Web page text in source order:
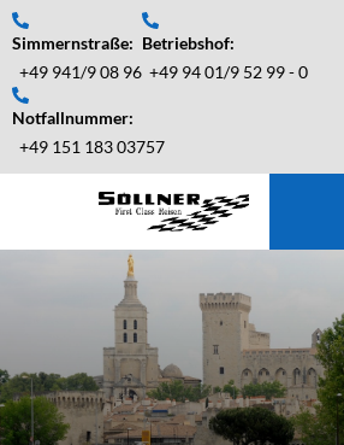
Simmernstraße:
+49 941/9 08 96
Betriebshof:
+49 94 01/9 52 99 - 0
Notfallnummer:
+49 151 183 03757